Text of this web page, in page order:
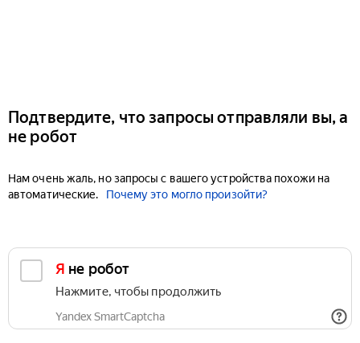
Подтвердите, что запросы отправляли вы, а
не робот
Нам очень жаль, но запросы с вашего устройства похожи на
автоматические.
Почему это могло произойти?
Я не робот
Нажмите, чтобы продолжить
Yandex SmartCaptcha